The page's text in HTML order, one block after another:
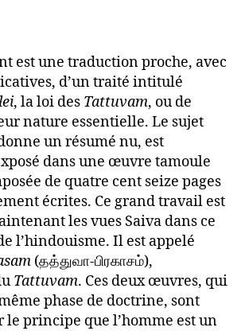
est une traduction proche, avec
d’un traité intitulé
, la loi des Tattuvam, ou de
nature essentielle. Le sujet
un résumé nu, est
dans une œuvre tamoule
de quatre cent seize pages
écrites. Ce grand travail est
les vues Saiva dans ce
l’hindouisme. Il est appelé
(தத்துவா-பிரகாசம்),
Tattuvam. Ces deux œuvres, qui
phase de doctrine, sont
le principe que l’homme est un